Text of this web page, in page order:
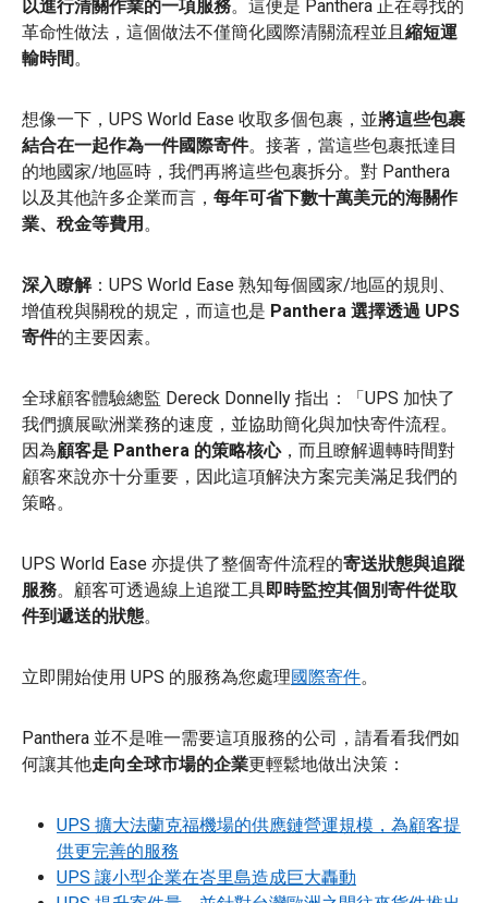
以進行清關作業的一項服務。這便是 Panthera 正在尋找的
革命性做法，這個做法不僅簡化國際清關流程並且 縮短運
輸時間。
想像一下，UPS World Ease 收取多個包裹，並將這些包裹
結合在一起作為一件國際寄件。接著，當這些包裹抵達目
的地國家/地區時，我們再將這些包裹拆分。對 Panthera
以及其他許多企業而言， 每年可省下數十萬美元的海關作
業、稅金等費用 。
深入瞭解：UPS World Ease 熟知每個國家/地區的規則、
增值稅與關稅的規定，而這也是 Panthera 選擇透過 UPS
寄件的主要因素。
全球顧客體驗總監 Dereck Donnelly 指出：「UPS 加快了
我們擴展歐洲業務的速度，並協助簡化與加快寄件流程。
因為顧客是 Panthera 的策略核心，而且瞭解週轉時間對
顧客來說亦十分重要，因此這項解決方案完美滿足我們的
策略。
UPS World Ease 亦提供了整個寄件流程的寄送狀態與追蹤
服務。顧客可透過線上追蹤工具即時監控其個別寄件從取
件到遞送的狀態。
立即開始使用 UPS 的服務為您處理國際寄件。
Panthera 並不是唯一需要這項服務的公司，請看看我們如
何讓其他走向全球市場的企業更輕鬆地做出決策：
UPS 擴大法蘭克福機場的供應鏈營運規模，為顧客提
供更完善的服務
UPS 讓小型企業在峇里島造成巨大轟動